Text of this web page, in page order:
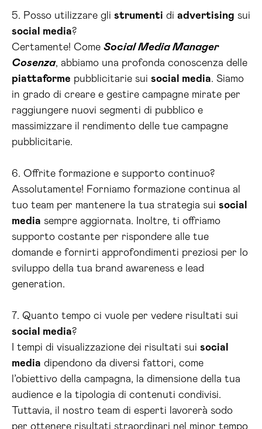
5. Posso utilizzare gli strumenti di advertising sui
social media?
Certamente! Come Social Media Manager
Cosenza, abbiamo una profonda conoscenza delle
piattaforme pubblicitarie sui social media. Siamo
in grado di creare e gestire campagne mirate per
raggiungere nuovi segmenti di pubblico e
massimizzare il rendimento delle tue campagne
pubblicitarie.
6. Offrite formazione e supporto continuo?
Assolutamente! Forniamo formazione continua al
tuo team per mantenere la tua strategia sui social
media sempre aggiornata. Inoltre, ti offriamo
supporto costante per rispondere alle tue
domande e fornirti approfondimenti preziosi per lo
sviluppo della tua brand awareness e lead
generation.
7. Quanto tempo ci vuole per vedere risultati sui
social media?
I tempi di visualizzazione dei risultati sui social
media dipendono da diversi fattori, come
l’obiettivo della campagna, la dimensione della tua
audience e la tipologia di contenuti condivisi.
Tuttavia, il nostro team di esperti lavorerà sodo